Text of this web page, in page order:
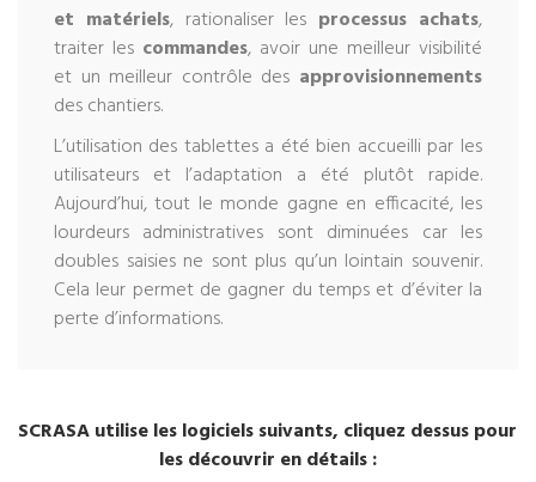
et matériels, rationaliser les processus achats,
traiter les commandes, avoir une meilleur visibilité
et un meilleur contrôle des approvisionnements
des chantiers.
L’utilisation des tablettes a été bien accueilli par les
utilisateurs et l’adaptation a été plutôt rapide.
Aujourd’hui, tout le monde gagne en efficacité, les
lourdeurs administratives sont diminuées car les
doubles saisies ne sont plus qu’un lointain souvenir.
Cela leur permet de gagner du temps et d’éviter la
perte d’informations.
SCRASA utilise les logiciels suivants, cliquez dessus pour
les découvrir en détails :